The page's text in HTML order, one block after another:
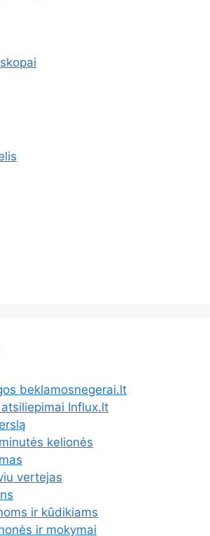
beklamosnegerai.lt
Influx.lt
kelionės
vertejas
ir kūdikiams
ir mokymai